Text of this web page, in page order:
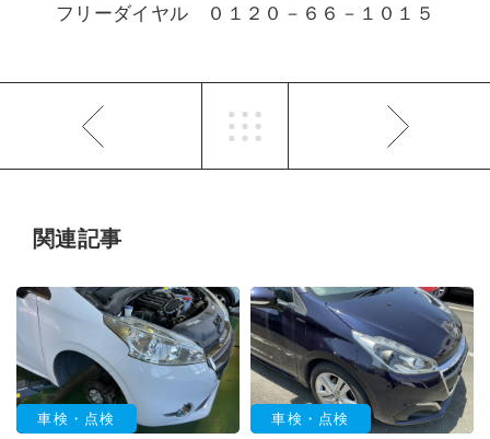
フリーダイヤル ０１２０－６６－１０１５
関連記事
車検・点検 車検・点検